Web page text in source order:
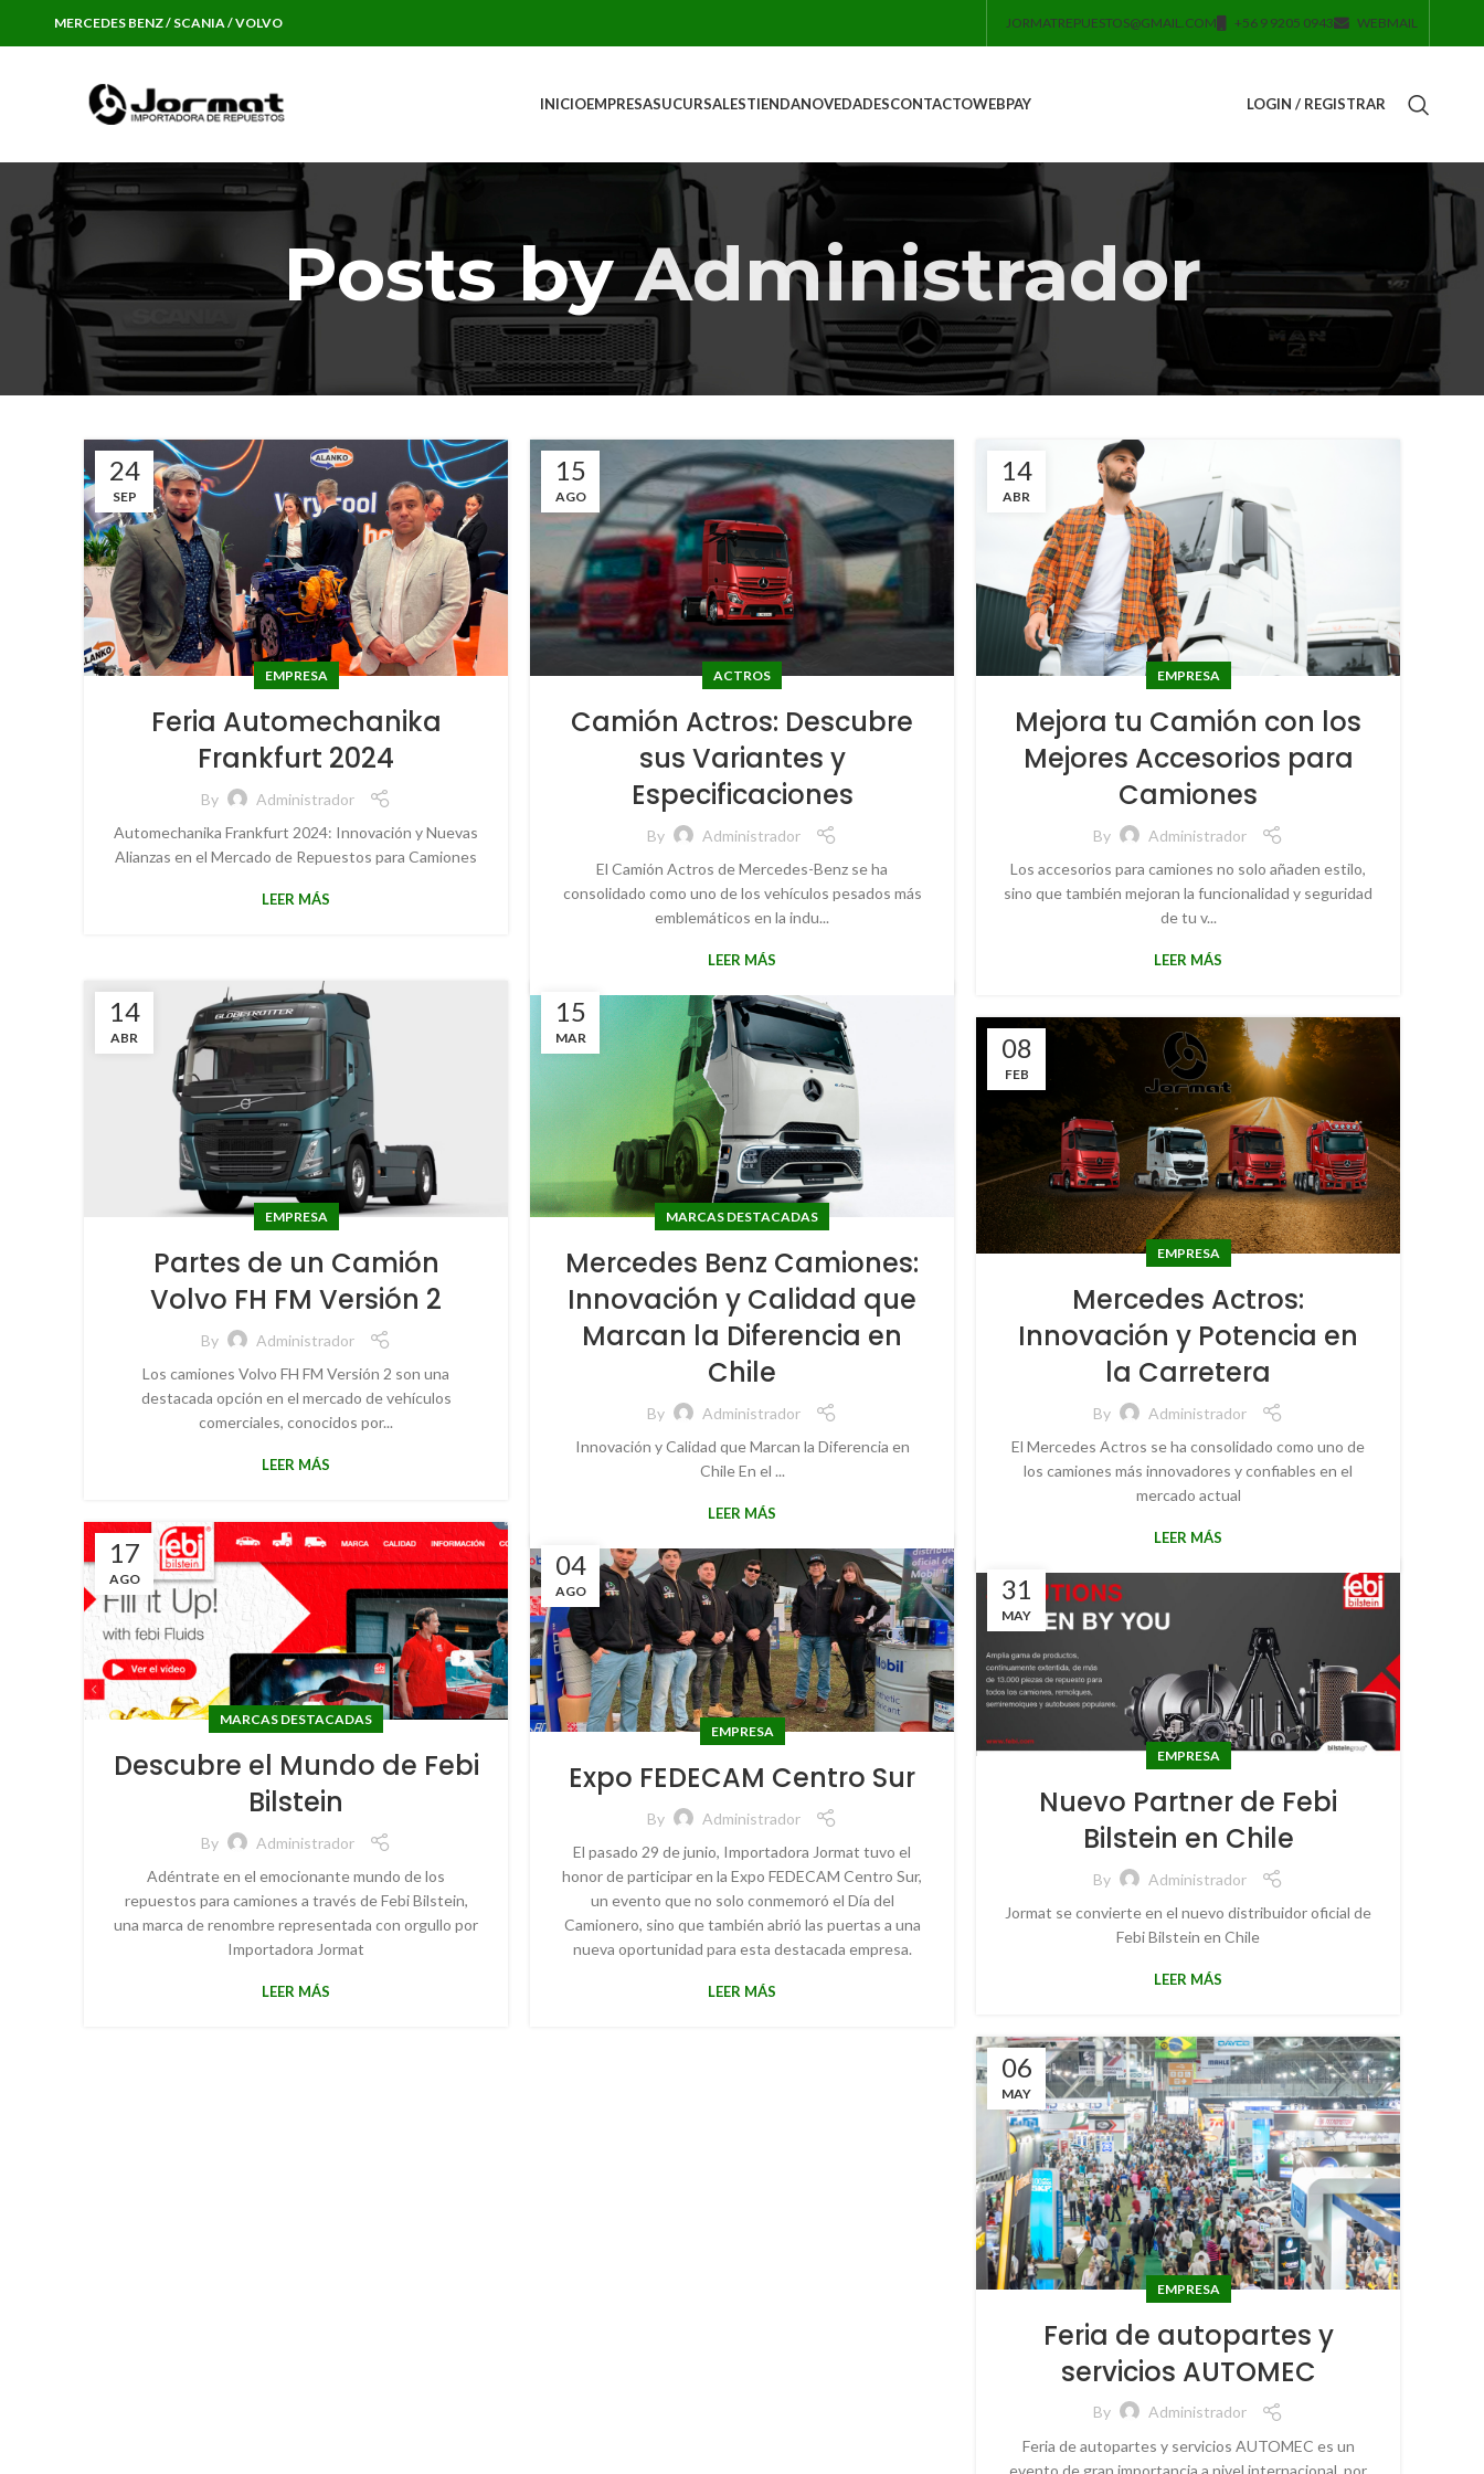
MERCEDES BENZ / SCANIA / VOLVO JORMATREPUESTOS@GMAIL.COM +56 9 9205 0943 WEBMAIL
INICIOEMPRESASUCURSALESTIENDANOVEDADESCONTACTOWEBPAY LOGIN / REGISTRAR
Posts byAdministrador
24
SEP
EMPRESA
Feria Automechanika
Frankfurt 2024
By
Administrador
Automechanika Frankfurt 2024: Innovación y Nuevas
Alianzas en el Mercado de Repuestos para Camiones
LEER MÁS
15
AGO
ACTROS
Camión Actros: Descubre
sus Variantes y
Especificaciones
By
Administrador
El Camión Actros de Mercedes-Benz se ha
consolidado como uno de los vehículos pesados más
emblemáticos en la indu...
LEER MÁS
14
ABR
EMPRESA
Mejora tu Camión con los
Mejores Accesorios para
Camiones
By
Administrador
Los accesorios para camiones no solo añaden estilo,
sino que también mejoran la funcionalidad y seguridad
de tu v...
LEER MÁS
14
ABR
EMPRESA
Partes de un Camión
Volvo FH FM Versión 2
By
Administrador
Los camiones Volvo FH FM Versión 2 son una
destacada opción en el mercado de vehículos
comerciales, conocidos por...
LEER MÁS
15
MAR
MARCAS DESTACADAS
Mercedes Benz Camiones:
Innovación y Calidad que
Marcan la Diferencia en
Chile
By
Administrador
Innovación y Calidad que Marcan la Diferencia en
Chile En el ...
LEER MÁS
08
FEB
EMPRESA
Mercedes Actros:
Innovación y Potencia en
la Carretera
By
Administrador
El Mercedes Actros se ha consolidado como uno de
los camiones más innovadores y confiables en el
mercado actual
LEER MÁS
17
AGO
MARCAS DESTACADAS
Descubre el Mundo de Febi
Bilstein
By
Administrador
Adéntrate en el emocionante mundo de los
repuestos para camiones a través de Febi Bilstein,
una marca de renombre representada con orgullo por
Importadora Jormat
LEER MÁS
04
AGO
EMPRESA
Expo FEDECAM Centro Sur
By
Administrador
El pasado 29 de junio, Importadora Jormat tuvo el
honor de participar en la Expo FEDECAM Centro Sur,
un evento que no solo conmemoró el Día del
Camionero, sino que también abrió las puertas a una
nueva oportunidad para esta destacada empresa.
LEER MÁS
31
MAY
EMPRESA
Nuevo Partner de Febi
Bilstein en Chile
By
Administrador
Jormat se convierte en el nuevo distribuidor oficial de
Febi Bilstein en Chile
LEER MÁS
06
MAY
EMPRESA
Feria de autopartes y
servicios AUTOMEC
By
Administrador
Feria de autopartes y servicios AUTOMEC es un
evento de gran importancia a nivel internacional, por